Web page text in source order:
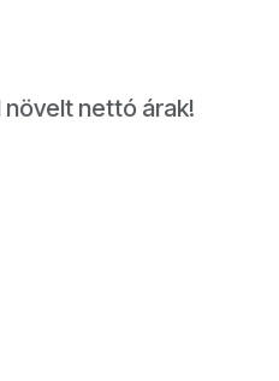
növelt nettó árak!